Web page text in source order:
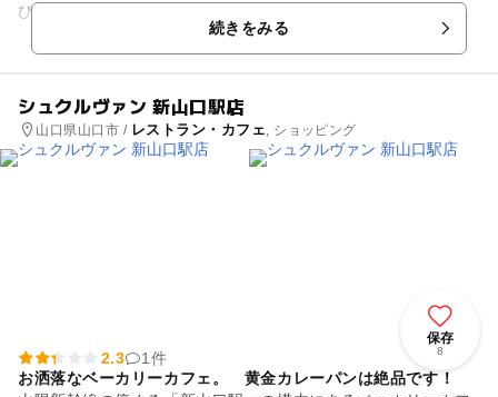
び、どちらも観光名所に訪れた気分になりそうな日本の伝統文
化が凝縮されています。...続きをみる
シュクルヴァン 新山口駅店
山口県山口市 / レストラン・カフェ , ショッピング
保存
8
2.3
1件
お洒落なベーカリーカフェ。 黄金カレーパンは絶品です！